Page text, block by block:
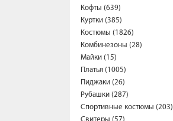
Кофты (639)
Куртки (385)
Костюмы (1826)
Комбинезоны (28)
Майки (15)
Платья (1005)
Пиджаки (26)
Рубашки (287)
Спортивные костюмы (203)